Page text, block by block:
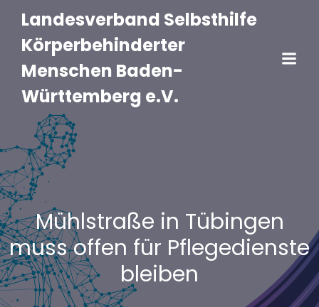
Landesverband Selbsthilfe
Körperbehinderter
Menschen Baden-
Württemberg e.V.
Mühlstraße in Tübingen
muss offen für Pflegedienste
bleiben